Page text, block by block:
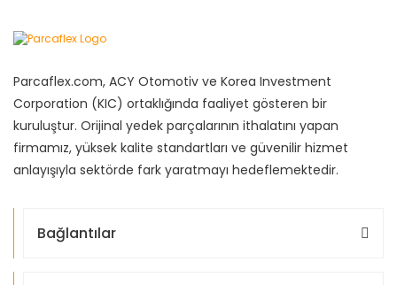
Parcaflex.com, ACY Otomotiv ve Korea Investment
Corporation (KIC) ortaklığında faaliyet gösteren bir
kuruluştur. Orijinal yedek parçalarının ithalatını yapan
firmamız, yüksek kalite standartları ve güvenilir hizmet
anlayışıyla sektörde fark yaratmayı hedeflemektedir.
Bağlantılar